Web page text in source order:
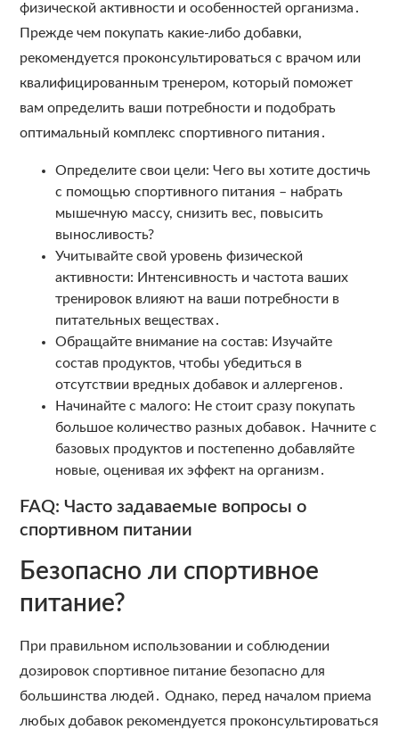
физической активности и особенностей организма․
Прежде чем покупать какие-либо добавки,
рекомендуется проконсультироваться с врачом или
квалифицированным тренером, который поможет
вам определить ваши потребности и подобрать
оптимальный комплекс спортивного питания․
Определите свои цели: Чего вы хотите достичь
с помощью спортивного питания – набрать
мышечную массу, снизить вес, повысить
выносливость?
Учитывайте свой уровень физической
активности: Интенсивность и частота ваших
тренировок влияют на ваши потребности в
питательных веществах․
Обращайте внимание на состав: Изучайте
состав продуктов, чтобы убедиться в
отсутствии вредных добавок и аллергенов․
Начинайте с малого: Не стоит сразу покупать
большое количество разных добавок․ Начните с
базовых продуктов и постепенно добавляйте
новые, оценивая их эффект на организм․
FAQ: Часто задаваемые вопросы о
спортивном питании
Безопасно ли спортивное
питание?
При правильном использовании и соблюдении
дозировок спортивное питание безопасно для
большинства людей․ Однако, перед началом приема
любых добавок рекомендуется проконсультироваться